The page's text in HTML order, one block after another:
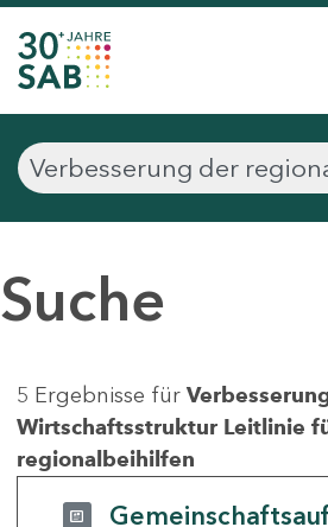
Suche
5 Ergebnisse für
Wirtschaftsstruktur Leitlinie
regionalbeihilfen